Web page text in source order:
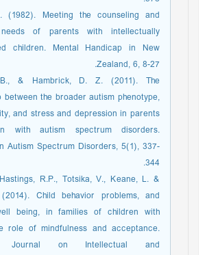
(1982). Meeting the counseling and
needs of parents with intellectually
children. Mental Handicap in New
Zealand, 6, 8-27.
B., & Hambrick, D. Z. (2011). The
between the broader autism phenotype,
and stress and depression in parents
with autism spectrum disorders.
Autism Spectrum Disorders, 5(1), 337-
344.
R.P., Totsika, V., Keane, L. &
Child behavior problems, and
being, in families of children with
role of mindfulness and acceptance.
Journal on Intellectual and